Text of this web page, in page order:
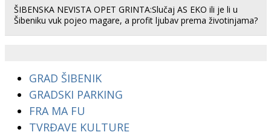
ŠIBENSKA NEVISTA OPET GRINTA:Slučaj AS EKO ili je li u
Šibeniku vuk pojeo magare, a profit ljubav prema životinjama?
GRAD ŠIBENIK
GRADSKI PARKING
FRA MA FU
TVRĐAVE KULTURE